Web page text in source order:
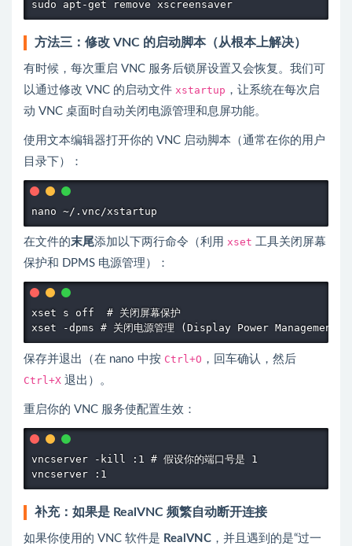
sudo apt-get remove xscreensaver
方法三：修改 VNC 的启动脚本（从根本上解决）
有时候，每次重启 VNC 服务后锁屏设置又会恢复。我们可
以通过修改 VNC 的启动文件 xstartup ，让系统在每次启
动 VNC 桌面时自动关闭电源管理和息屏功能。
使用文本编辑器打开你的 VNC 启动脚本（通常在你的用户
目录下）：
nano ~/.vnc/xstartup
在文件的末尾添加以下两行命令（利用 xset 工具关闭屏幕
保护和 DPMS 电源管理）：
xset s off  # 关闭屏幕保护
xset -dpms # 关闭电源管理 (Display Power Management
保存并退出（在 nano 中按 Ctrl+O ，回车确认，然后
Ctrl+X 退出）。
重启你的 VNC 服务使配置生效：
vncserver -kill :1 # 假设你的端口号是 1
vncserver :1
补充：如果是 RealVNC 频繁自动断开连接
如果你使用的 VNC 软件是 RealVNC ，并且遇到的是“过一